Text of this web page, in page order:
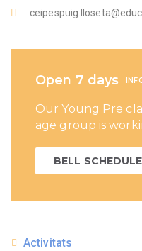
Open 7 days
Our Young Pre
age group is
BELL SCHEDULE
Activitats